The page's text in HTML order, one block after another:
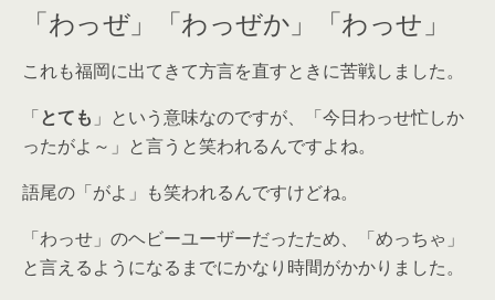
「わっぜ」「わっぜか」「わっせ」
これも福岡に出てきて方言を直すときに苦戦しました。
「とても 」という意味なのですが、「今日わっせ忙しか
ったがよ～」と言うと笑われるんですよね。
語尾の「がよ」も笑われるんですけどね。
「わっせ」のヘビーユーザーだったため、「めっちゃ」
と言えるようになるまでにかなり時間がかかりました。